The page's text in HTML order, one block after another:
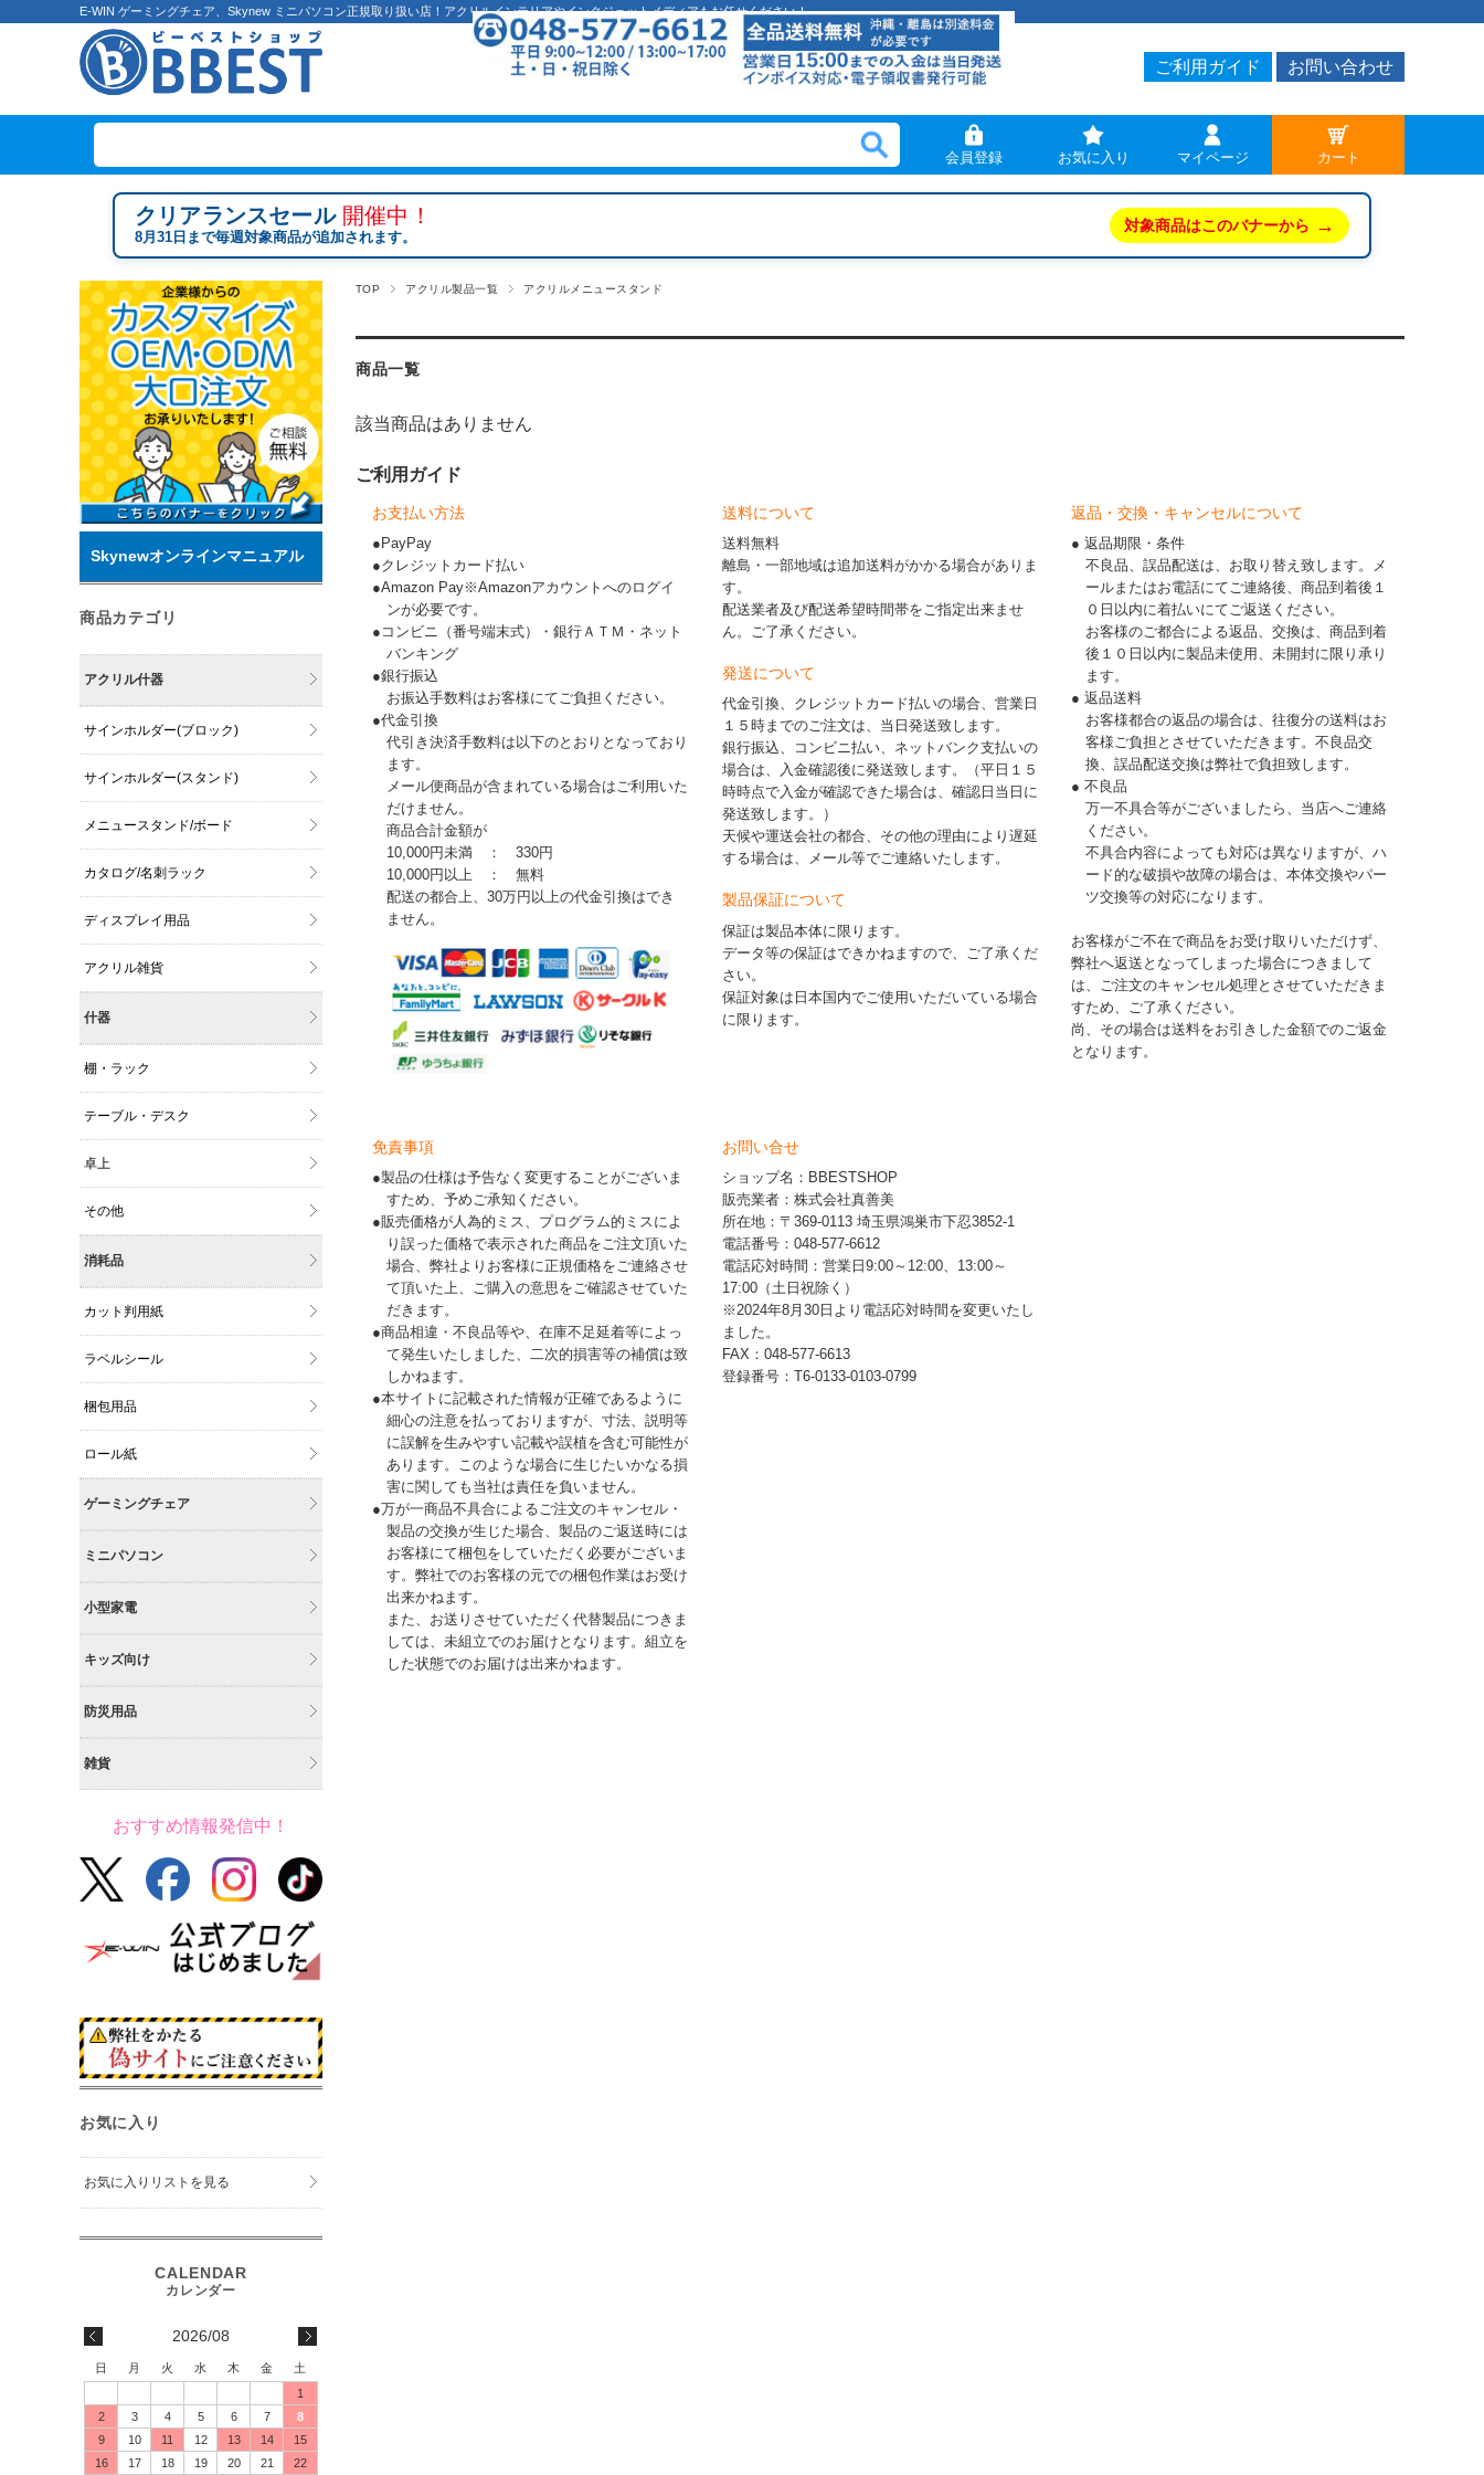
E-WIN ゲーミングチェア、Skynew ミニパソコン正規取り扱い店！アクリルインテリアやインクジェットメディアもお任せください！
ご利用ガイド お問い合わせ
会員登録 お気に入り マイページ カート
クリアランスセール 開催中！
8月31日まで毎週対象商品が追加されます。
対象商品はこのバナーから →
TOP アクリル製品一覧 アクリルメニュースタンド
商品一覧
該当商品はありません
ご利用ガイド
お支払い方法
●PayPay
●クレジットカード払い
●Amazon Pay※Amazonアカウントへのログイ
ンが必要です。
●コンビニ（番号端末式）・銀行ＡＴＭ・ネット
バンキング
●銀行振込
お振込手数料はお客様にてご負担ください。
●代金引換
代引き決済手数料は以下のとおりとなっており
ます。
メール便商品が含まれている場合はご利用いた
だけません。
商品合計金額が
10,000円未満 ： 330円
10,000円以上 ： 無料
配送の都合上、30万円以上の代金引換はでき
ません。
送料について
送料無料
離島・一部地域は追加送料がかかる場合がありま
す。
配送業者及び配送希望時間帯をご指定出来ませ
ん。ご了承ください。
発送について
代金引換、クレジットカード払いの場合、営業日
１５時までのご注文は、当日発送致します。
銀行振込、コンビニ払い、ネットバンク支払いの
場合は、入金確認後に発送致します。（平日１５
時時点で入金が確認できた場合は、確認日当日に
発送致します。）
天候や運送会社の都合、その他の理由により遅延
する場合は、メール等でご連絡いたします。
製品保証について
保証は製品本体に限ります。
データ等の保証はできかねますので、ご了承くだ
さい。
保証対象は日本国内でご使用いただいている場合
に限ります。
返品・交換・キャンセルについて
● 返品期限・条件
不良品、誤品配送は、お取り替え致します。メ
ールまたはお電話にてご連絡後、商品到着後１
０日以内に着払いにてご返送ください。
お客様のご都合による返品、交換は、商品到着
後１０日以内に製品未使用、未開封に限り承り
ます。
● 返品送料
お客様都合の返品の場合は、往復分の送料はお
客様ご負担とさせていただきます。不良品交
換、誤品配送交換は弊社で負担致します。
● 不良品
万一不具合等がございましたら、当店へご連絡
ください。
不具合内容によっても対応は異なりますが、ハ
ード的な破損や故障の場合は、本体交換やパー
ツ交換等の対応になります。
お客様がご不在で商品をお受け取りいただけず、
弊社へ返送となってしまった場合につきまして
は、ご注文のキャンセル処理とさせていただきま
すため、ご了承ください。
尚、その場合は送料をお引きした金額でのご返金
となります。
免責事項
●製品の仕様は予告なく変更することがございま
すため、予めご承知ください。
●販売価格が人為的ミス、プログラム的ミスによ
り誤った価格で表示された商品をご注文頂いた
場合、弊社よりお客様に正規価格をご連絡させ
て頂いた上、ご購入の意思をご確認させていた
だきます。
●商品相違・不良品等や、在庫不足延着等によっ
て発生いたしました、二次的損害等の補償は致
しかねます。
●本サイトに記載された情報が正確であるように
細心の注意を払っておりますが、寸法、説明等
に誤解を生みやすい記載や誤植を含む可能性が
あります。このような場合に生じたいかなる損
害に関しても当社は責任を負いません。
●万が一商品不具合によるご注文のキャンセル・
製品の交換が生じた場合、製品のご返送時には
お客様にて梱包をしていただく必要がございま
す。弊社でのお客様の元での梱包作業はお受け
出来かねます。
また、お送りさせていただく代替製品につきま
しては、未組立でのお届けとなります。組立を
した状態でのお届けは出来かねます。
お問い合せ
ショップ名：BBESTSHOP
販売業者：株式会社真善美
所在地：〒369-0113 埼玉県鴻巣市下忍3852-1
電話番号：048-577-6612
電話応対時間：営業日9:00～12:00、13:00～
17:00（土日祝除く）
※2024年8月30日より電話応対時間を変更いたし
ました。
FAX：048-577-6613
登録番号：T6-0133-0103-0799
Skynewオンラインマニュアル
商品カテゴリ
アクリル什器
サインホルダー(ブロック)
サインホルダー(スタンド)
メニュースタンド/ボード
カタログ/名刺ラック
ディスプレイ用品
アクリル雑貨
什器
棚・ラック
テーブル・デスク
卓上
その他
消耗品
カット判用紙
ラベルシール
梱包用品
ロール紙
ゲーミングチェア
ミニパソコン
小型家電
キッズ向け
防災用品
雑貨
おすすめ情報発信中！
お気に入り
お気に入りリストを見る
2026/08
日 月 火 水 木 金
土
1
2
3 4 5 6 7
8
9
10 11 12 13 14
15
16
17 18 19 20 21 22